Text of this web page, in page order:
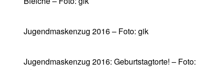
Jugendmaskenzug 2016 – Foto: gik
Jugendmaskenzug 2016: Geburtstagtorte! – Foto: